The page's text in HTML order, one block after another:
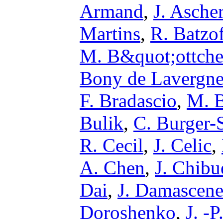
Armand, J.
Martins, R.
M.
Bony de
F. Bradascio, M.
Bulik, C. Burger-
R. Cecil, J. Celic,
A. Chen, J.
Dai, J.
Doroshenko, J. -